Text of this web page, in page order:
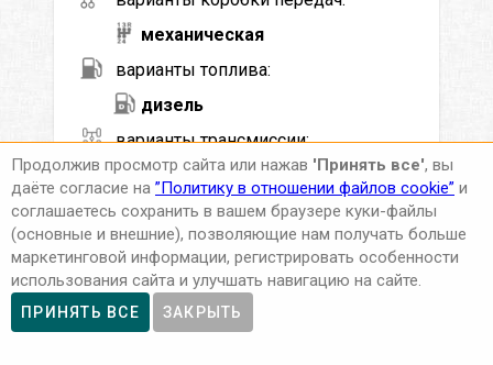
механическая
варианты топлива:
дизель
варианты трансмиссии:
4WD
кондиционер –есть в наличии
максимальная скорость – 190 км/ч
мощность –110кВт (150л.с.)
мин. возраст водителя (лет) –
Продолжив просмотр сайта или нажав 'Принять все', вы
даёте согласие на ”Политику в отношении файлов cookie” и
соглашаетесь сохранить в вашем браузере куки-файлы
(основные и внешние), позволяющие нам получать больше
маркетинговой информации, регистрировать особенности
использования сайта и улучшать навигацию на сайте.
ПРИНЯТЬ ВСЕ ЗАКРЫТЬ